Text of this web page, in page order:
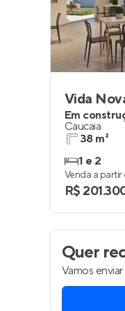
Vida
Em
Caucaia
38 m²
1 e 2
Venda a partir
R$
Quer
Vamos